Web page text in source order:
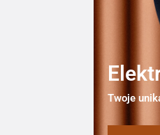
Twoje